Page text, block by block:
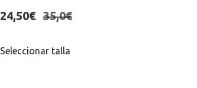
24,50€ 35,0€
Seleccionar talla